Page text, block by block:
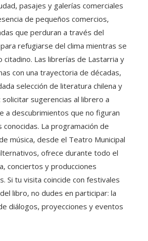
pasajes y galerías comerciales
de pequeños comercios,
que perduran a través del
refugiarse del clima mientras se
citadino. Las librerías de Lastarria y
con una trayectoria de décadas,
selección de literatura chilena y
solicitar sugerencias al librero a
a descubrimientos que no figuran
conocidas. La programación de
música, desde el Teatro Municipal
ofrece durante todo el
conciertos y producciones
Si tu visita coincide con festivales
libro, no dudes en participar: la
diálogos, proyecciones y eventos